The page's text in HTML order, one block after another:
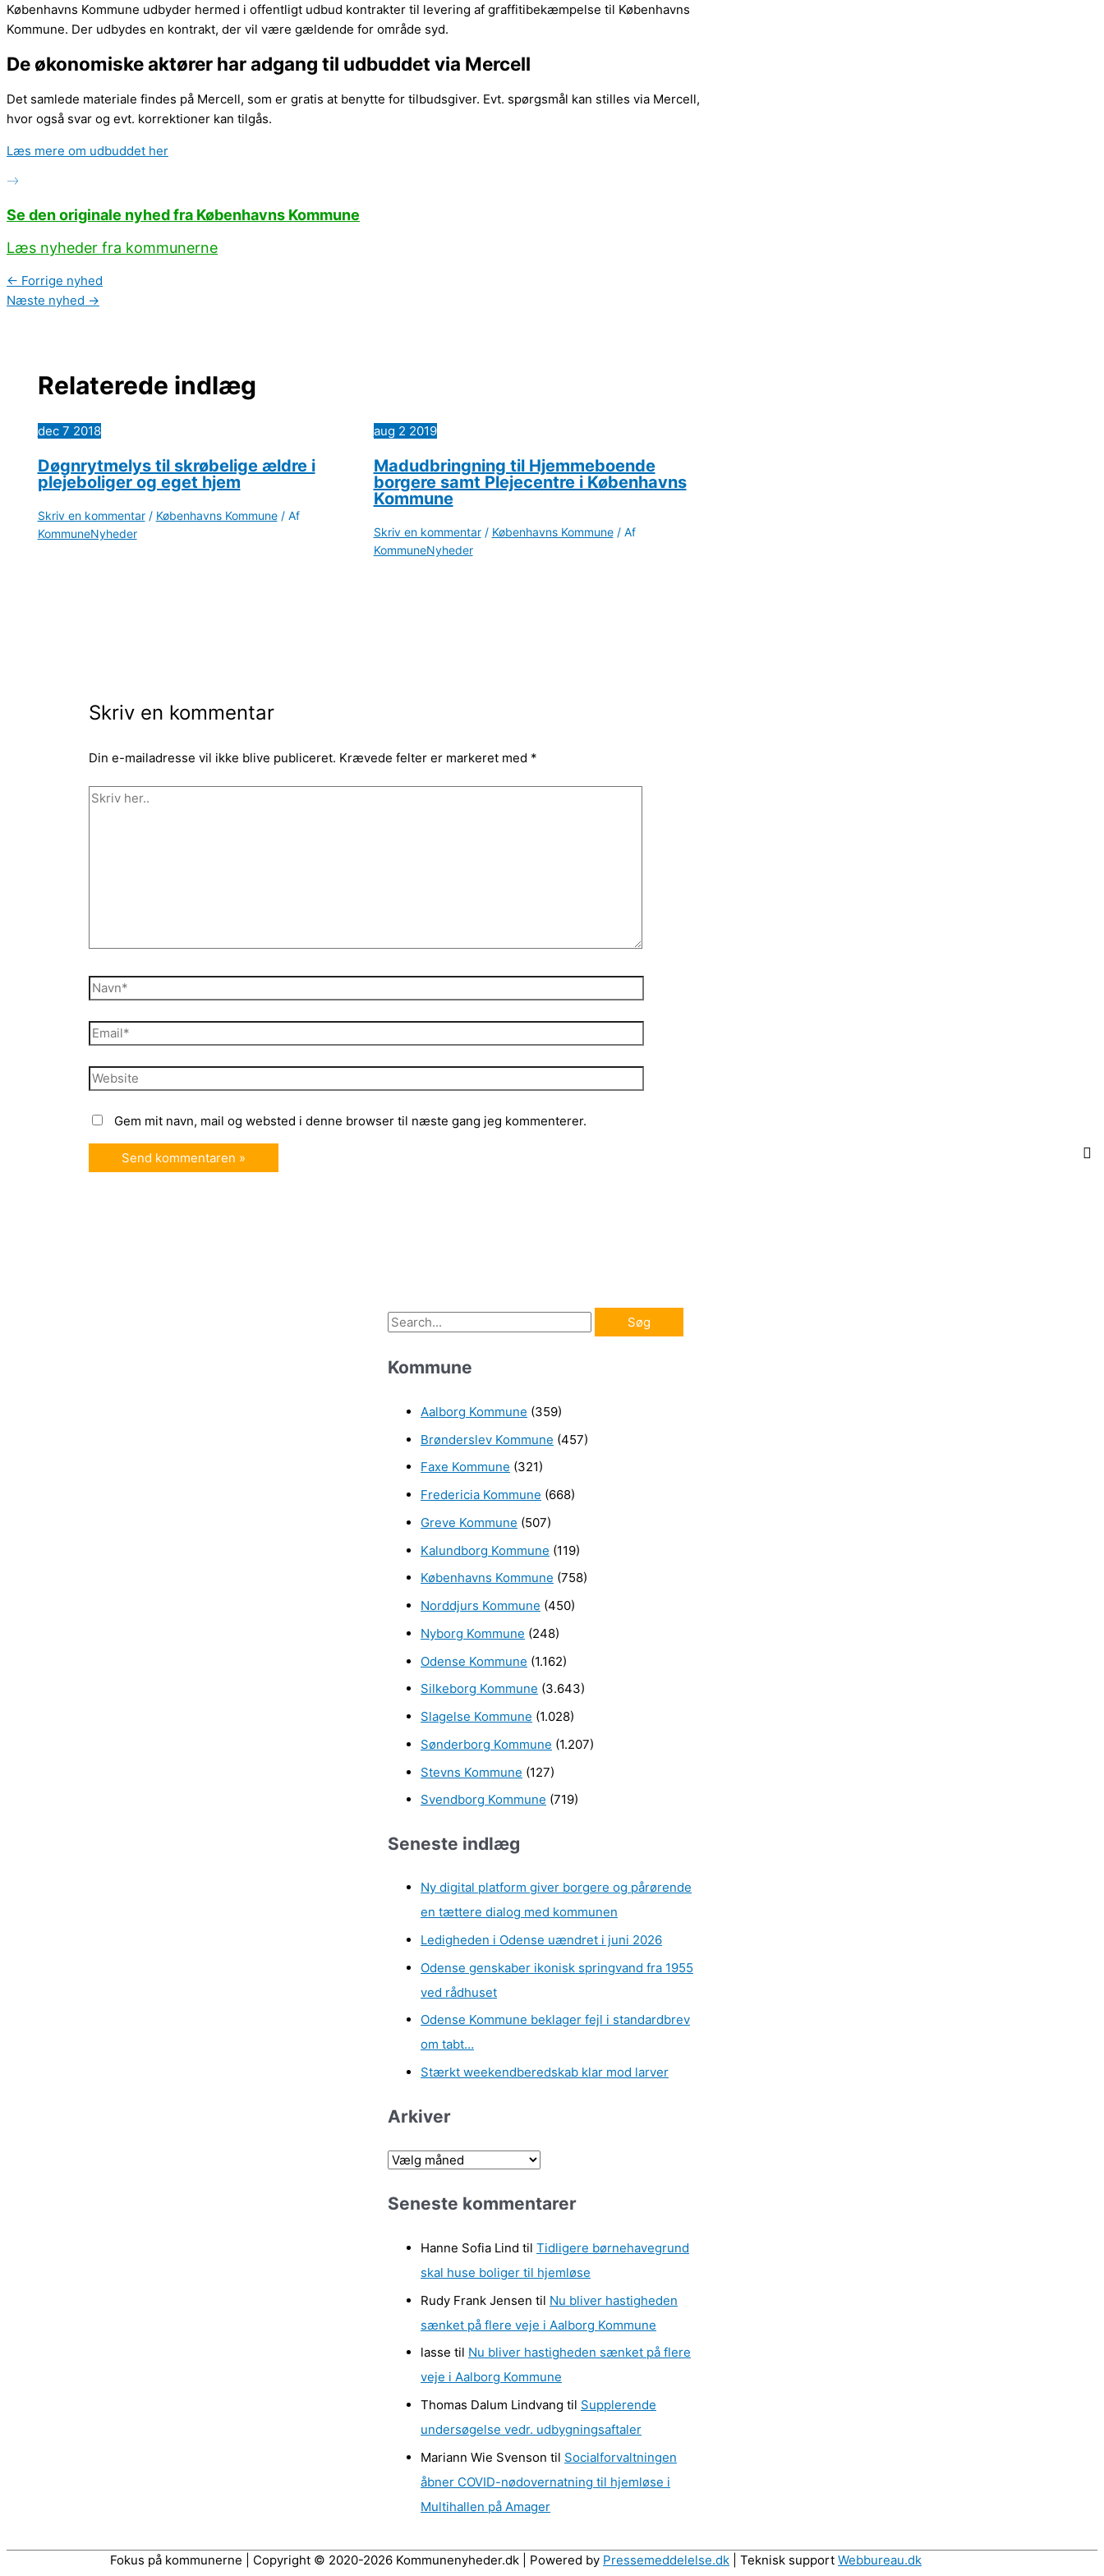
Københavns Kommune udbyder hermed i offentligt udbud kontrakter til levering af graffitibekæmpelse til Københavns
Kommune. Der udbydes en kontrakt, der vil være gældende for område syd.
De økonomiske aktører har adgang til udbuddet via Mercell
Det samlede materiale findes på Mercell, som er gratis at benytte for tilbudsgiver. Evt. spørgsmål kan stilles via Mercell,
hvor også svar og evt. korrektioner kan tilgås.
Læs mere om udbuddet her
Se den originale nyhed fra Københavns Kommune
Læs nyheder fra kommunerne
← Forrige nyhed
Næste nyhed →
Relaterede indlæg
dec 7 2018
Døgnrytmelys til skrøbelige ældre i
plejeboliger og eget hjem
Skriv en kommentar / Københavns Kommune/ Af
KommuneNyheder
aug 2 2019
Madudbringning til Hjemmeboende
borgere samt Plejecentre i Københavns
Kommune
Skriv en kommentar / Københavns Kommune/ Af
KommuneNyheder
Skriv en kommentar
Din e-mailadresse vil ikke blive publiceret. Krævede felter er markeret med *
Skriv
Navn*
Email*
Website
Gem mit navn, mail og websted i denne browser til næste gang jeg kommenterer.
S
g
Kommune
Aalborg Kommune (359)
Brønderslev Kommune (457)
Faxe Kommune (321)
Fredericia Kommune (668)
Greve Kommune (507)
Kalundborg Kommune (119)
Københavns Kommune (758)
Norddjurs Kommune (450)
Nyborg Kommune (248)
Odense Kommune (1.162)
Silkeborg Kommune (3.643)
Slagelse Kommune (1.028)
Sønderborg Kommune (1.207)
Stevns Kommune (127)
Svendborg Kommune (719)
Seneste indlæg
Ny digital platform giver borgere og pårørende
en tættere dialog med kommunen
Ledigheden i Odense uændret i juni 2026
Odense genskaber ikonisk springvand fra 1955
ved rådhuset
Odense Kommune beklager fejl i standardbrev
om tabt…
Stærkt weekendberedskab klar mod larver
Arkiver
A
k
Seneste kommentarer
Hanne Sofia Lind til Tidligere børnehavegrund
skal huse boliger til hjemløse
Rudy Frank Jensen til Nu bliver hastigheden
sænket på flere veje i Aalborg Kommune
lasse til Nu bliver hastigheden sænket på flere
veje i Aalborg Kommune
Thomas Dalum Lindvang til Supplerende
undersøgelse vedr. udbygningsaftaler
Mariann Wie Svenson til Socialforvaltningen
åbner COVID-nødovernatning til hjemløse i
Multihallen på Amager
Fokus på kommunerne | Copyright © 2020-2026 Kommunenyheder.dk | Powered by Pressemeddelelse.dk | Teknisk support Webbureau.dk